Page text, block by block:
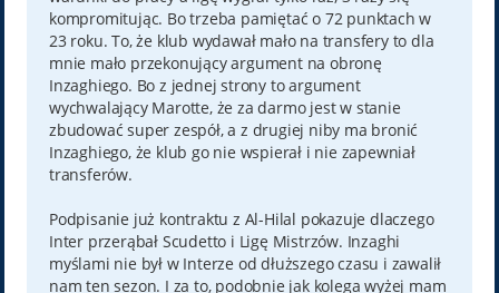
kompromitując. Bo trzeba pamiętać o 72 punktach w
23 roku. To, że klub wydawał mało na transfery to dla
mnie mało przekonujący argument na obronę
Inzaghiego. Bo z jednej strony to argument
wychwalający Marotte, że za darmo jest w stanie
zbudować super zespół, a z drugiej niby ma bronić
Inzaghiego, że klub go nie wspierał i nie zapewniał
transferów.
Podpisanie już kontraktu z Al-Hilal pokazuje dlaczego
Inter przerąbał Scudetto i Ligę Mistrzów. Inzaghi
myślami nie był w Interze od dłuższego czasu i zawalił
nam ten sezon. I za to, podobnie jak kolega wyżej mam